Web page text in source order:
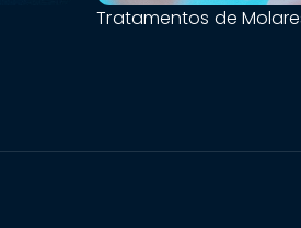
Tratamentos de